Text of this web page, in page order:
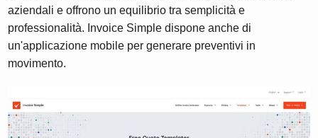
aziendali e offrono un equilibrio tra semplicità e
professionalità. Invoice Simple dispone anche di
un'applicazione mobile per generare preventivi in ​​
movimento.